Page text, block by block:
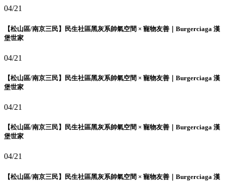
04/21
【松山區/南京三民】民生社區黑灰系帥氣空間 × 寵物友善｜Burgerciaga 漢
堡世家
04/21
【松山區/南京三民】民生社區黑灰系帥氣空間 × 寵物友善｜Burgerciaga 漢
堡世家
04/21
【松山區/南京三民】民生社區黑灰系帥氣空間 × 寵物友善｜Burgerciaga 漢
堡世家
04/21
【松山區/南京三民】民生社區黑灰系帥氣空間 × 寵物友善｜Burgerciaga 漢